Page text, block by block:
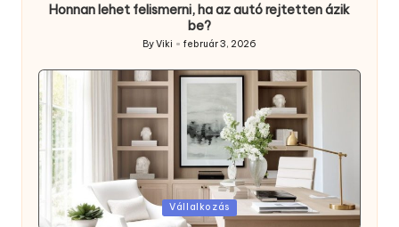
Honnan lehet felismerni, ha az autó rejtetten ázik
be?
Posted
by
ByViki február 3, 2026
Posted
in
Vállalkozás